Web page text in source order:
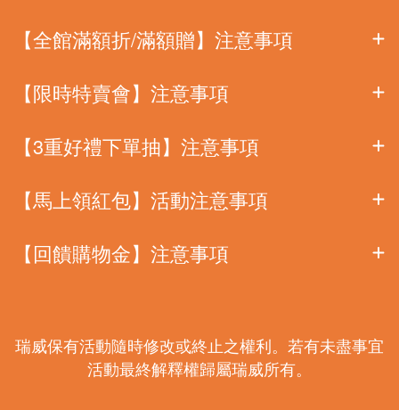
【全館滿額折/滿額贈】注意事項
【限時特賣會】注意事項
【3重好禮下單抽】注意事項
【馬上領紅包】活動注意事項
【回饋購物金】注意事項
瑞威保有活動隨時修改或終止之權利。若有未盡事宜
活動最終解釋權歸屬瑞威所有。